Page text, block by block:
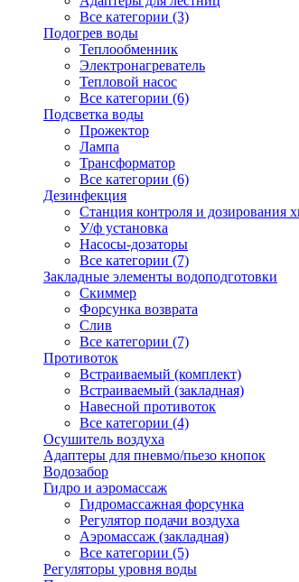
Все категории (3)
Подогрев воды
Теплообменник
Электронагреватель
Тепловой насос
Все категории (6)
Подсветка воды
Прожектор
Лампа
Трансформатор
Все категории (6)
Дезинфекция
Станция контроля и дозирования
У/ф установка
Насосы-дозаторы
Все категории (7)
Закладные элементы водоподготовки
Скиммер
Форсунка возврата
Слив
Все категории (7)
Противоток
Встраиваемый (комплект)
Встраиваемый (закладная)
Навесной противоток
Все категории (4)
Осушитель воздуха
Адаптеры для пневмо/пьезо кнопок
Водозабор
Гидро и аэромассаж
Гидромассажная форсунка
Регулятор подачи воздуха
Аэромассаж (закладная)
Все категории (5)
Регуляторы уровня воды